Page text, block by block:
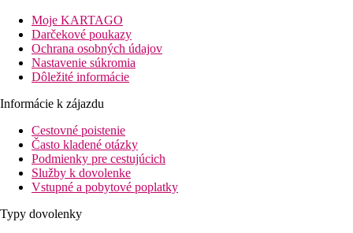
Možnosť rezervácie vnútroštátneho letu v kombinácii s
rýchloloďou (20 minút letu a 25 minút plavby)
V prípade produktu Dynamix je možné zabezpečiť transfer z
transferu je vždy uvedený v názve izby.
Vzdialenosti
0 m
Vzdialenosť k pláži
85 km
Moje KARTAGO
Darčekové poukazy
Ochrana osobných údajov
Nastavenie súkromia
Dôležité informácie
Informácie k zájazdu
Cestovné poistenie
Často kladené otázky
Podmienky pre cestujúcich
Služby k dovolenke
Vstupné a pobytové poplatky
Typy dovolenky